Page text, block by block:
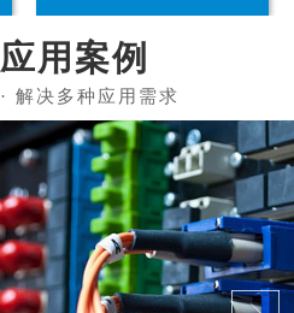
应用案例